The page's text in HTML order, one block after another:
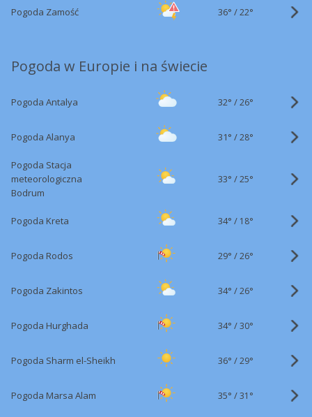
Pogoda Zamość 36° /22°
Pogoda w Europie i na świecie
Pogoda Antalya 32° /26°
Pogoda Alanya 31° /28°
Pogoda Stacja
meteorologiczna
Bodrum
33° /25°
Pogoda Kreta 34° / 18°
Pogoda Rodos 29° /26°
Pogoda Zakintos 34° /26°
Pogoda Hurghada 34° /30°
Pogoda Sharm el-Sheikh 36° /29°
Pogoda Marsa Alam 35° /31°